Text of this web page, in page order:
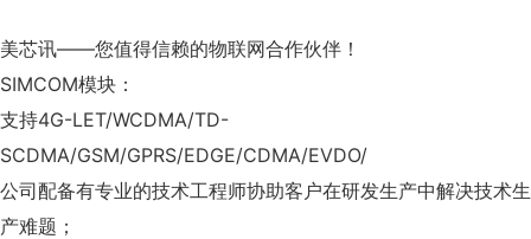
美芯讯——您值得信赖的物联网合作伙伴！
SIMCOM模块：
支持4G-LET/WCDMA/TD-
SCDMA/GSM/GPRS/EDGE/CDMA/EVDO/
公司配备有专业的技术工程师协助客户在研发生产中解决技术生
产难题；